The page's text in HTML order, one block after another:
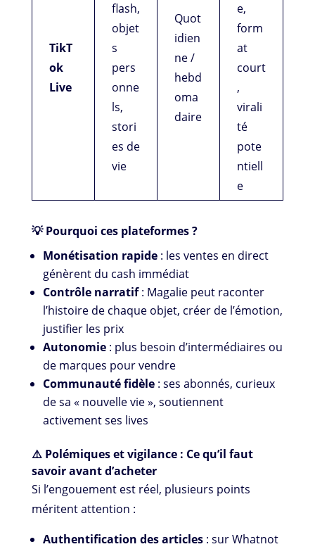
TikT
ok
Live
flash,
objet
s
pers
onne
ls,
stori
es de
vie
Quot
idien
ne /
hebd
oma
daire
e,
form
at
court
,
virali
té
pote
ntiell
e
💡 Pourquoi ces plateformes ?
Monétisation rapide: les ventes en direct
génèrent du cash immédiat
Contrôle narratif: Magalie peut raconter
l’histoire de chaque objet, créer de l’émotion,
justifier les prix
Autonomie: plus besoin d’intermédiaires ou
de marques pour vendre
Communauté fidèle: ses abonnés, curieux
de sa « nouvelle vie », soutiennent
activement ses lives
⚠️ Polémiques et vigilance : Ce qu’il faut
savoir avant d’acheter
Si l’engouement est réel, plusieurs points
méritent attention :
Authentification des articles: sur Whatnot